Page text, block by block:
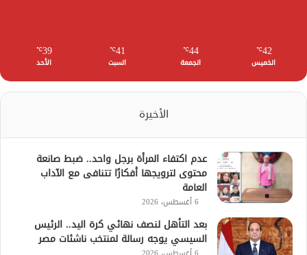
42
℃
الخميس
44
℃
الجمعة
41
℃
السبت
39
℃
الأحد
الأخيرة
عدم اكتفاء المرأة برجل واحد.. ضبط صانعة
محتوى لترويجها أفكارًا تتنافى مع الآداب
العامة
6 أغسطس، 2026
بعد التأهل لنصف نهائي كرة اليد.. الرئيس
السيسي يوجه رسالة لمنتخب ناشئات مصر